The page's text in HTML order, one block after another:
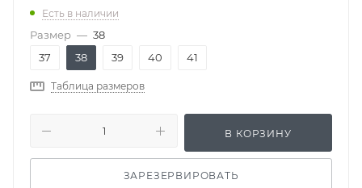
Есть в наличии
Размер — 38
37
38 39 40 41
Таблица размеров
В КОРЗИНУ
ЗАРЕЗЕРВИРОВАТЬ